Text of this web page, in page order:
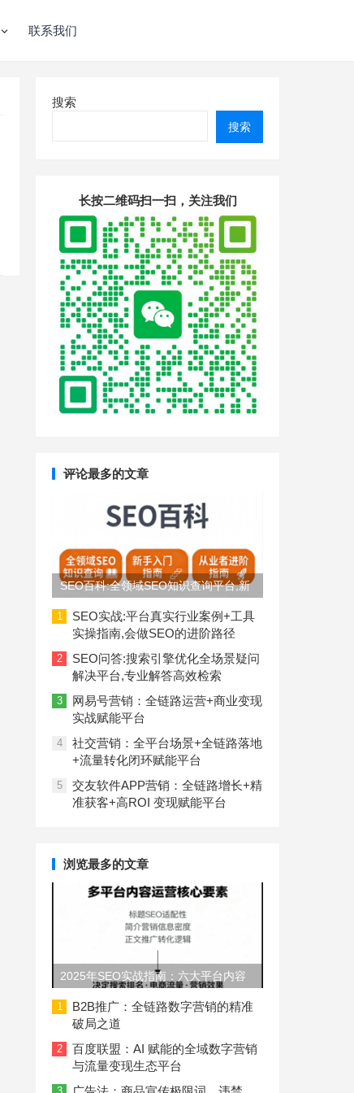
联系我们
搜索
搜索
长按二维码扫一扫，关注我们
评论最多的文章
SEO百科:全领域SEO知识查询平台,新
手入门到从业者进阶指南
1
SEO实战:平台真实行业案例+工具
实操指南,会做SEO的进阶路径
2
SEO问答:搜索引擎优化全场景疑问
解决平台,专业解答高效检索
3
网易号营销：全链路运营+商业变现
实战赋能平台
4
社交营销：全平台场景+全链路落地
+流量转化闭环赋能平台
5
交友软件APP营销：全链路增长+精
准获客+高ROI 变现赋能平台
浏览最多的文章
2025年SEO实战指南：六大平台内容
长度与结构规范
1
B2B推广：全链路数字营销的精准
破局之道
2
百度联盟：AI 赋能的全域数字营销
与流量变现生态平台